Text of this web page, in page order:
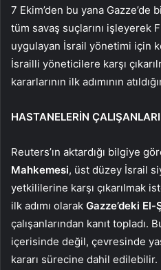
7 Ekim’den bu yana Gazze’de
tüm savaş suçlarını işleyerek
uygulayan İsrail yönetimi için
İsrailli yöneticilere karşı
kararlarının ilk adımının
HASTANELERİN
Reuters’ın aktardığı bilgiye
Mahkemesi, üst düzey İsrail
yetkililerine karşı çıkarılmak
ilk adımı olarak Gazze’deki
çalışanlarından kanıt topladı.
içerisinde değil, çevresinde
kararı sürecine dahil edilebilir.